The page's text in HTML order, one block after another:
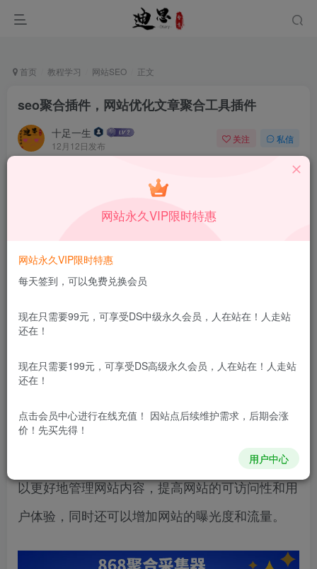
首页 教程学习 网站SEO 正文
seo聚合插件，网站优化文章聚合工具插件
十足一生
12月12日发布
关注 私信
本站所有内容来自互联网收集，仅供学习和交流，请勿用于商业
用途。如有侵权、不妥之处，请第一时间联系我们删除！
原标题：seo聚合插件，网站优化文章聚合工
一种能够帮助网站所有者优化网站搜索引擎排
名的插件。通过使用SEO聚合插件，网站所有者可
以更好地管理网站内容，提高网站的可访问性和用
户体验，同时还可以增加网站的曝光度和流量。
网站永久VIP限时特惠
网站永久VIP限时特惠
每天签到，可以免费兑换会员
现在只需要99元，可享受DS中级永久会员，人在站在！人走站
还在！
现在只需要199元，可享受DS高级永久会员，人在站在！人走站
还在！
点击会员中心进行在线充值！ 因站点后续维护需求，后期会涨
价！先买先得！
用户中心